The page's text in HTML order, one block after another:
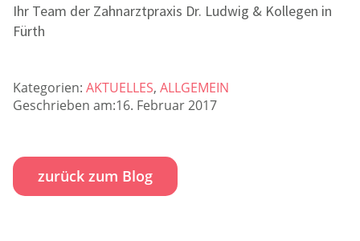
Ihr Team der Zahnarztpraxis Dr. Ludwig & Kollegen in
Fürth
Kategorien: AKTUELLES, ALLGEMEIN
Geschrieben am:16. Februar 2017
zurück zum Blog